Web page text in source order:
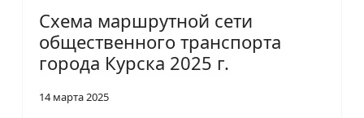
Схема маршрутной сети
общественного транспорта
города Курска 2025 г.
14 марта 2025